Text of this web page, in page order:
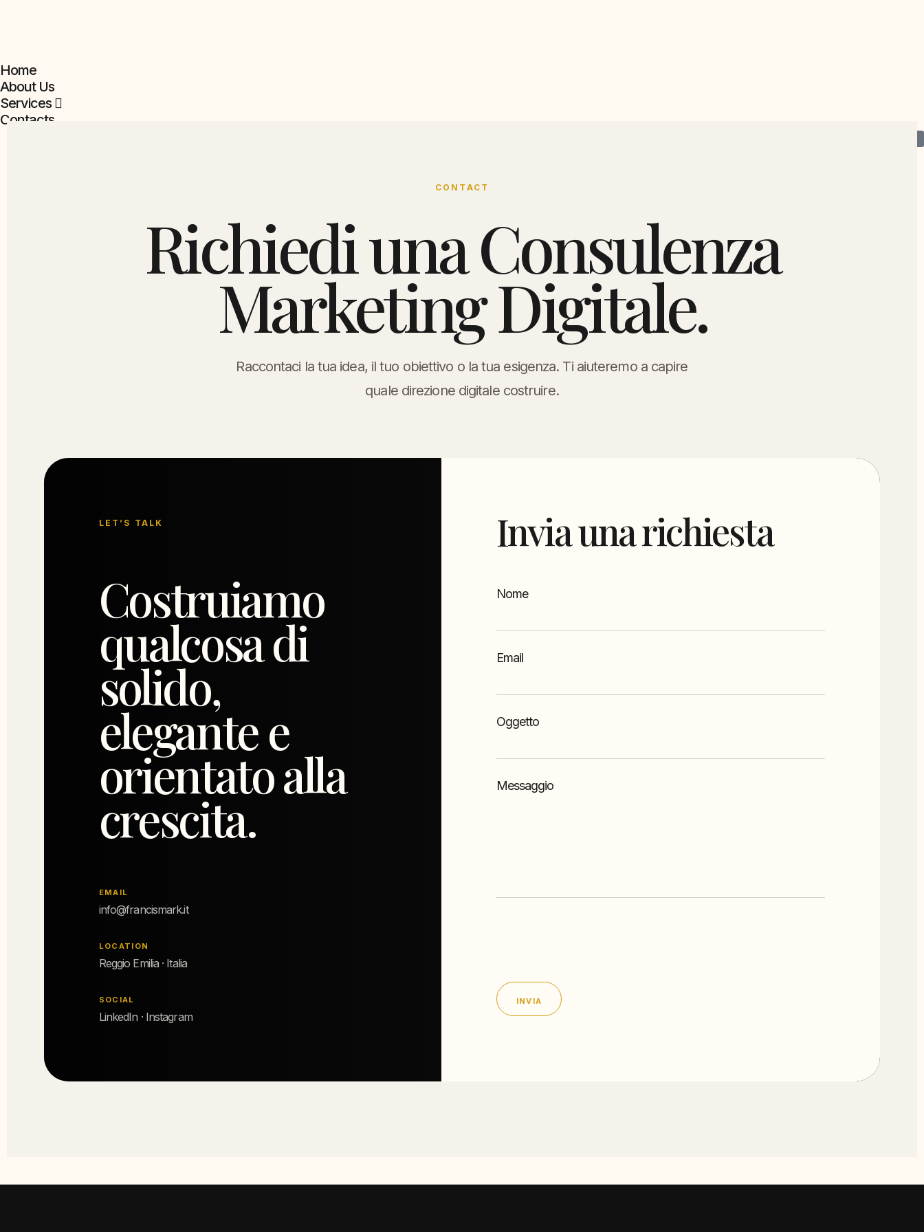
Home
About Us
Services
Contacts
CONTACT
Richiedi una Consulenza
Marketing Digitale.
Raccontaci la tua idea, il tuo obiettivo o la tua esigenza. Ti aiuteremo a capire
quale direzione digitale costruire.
LET’S TALK
Costruiamo
qualcosa di
solido,
elegante e
orientato alla
crescita.
EMAIL
info@francismark.it
LOCATION
Reggio Emilia · Italia
SOCIAL
LinkedIn · Instagram
Invia una richiesta
Nome
Email
Oggetto
Messaggio